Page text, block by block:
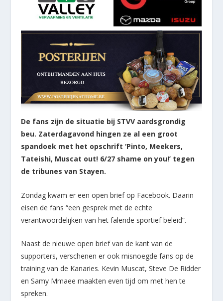
De fans zijn de situatie bij STVV aardsgrondig
beu. Zaterdagavond hingen ze al een groot
spandoek met het opschrift ‘Pinto, Meekers,
Tateishi, Muscat out! 6/27 shame on you!’ tegen
de tribunes van Stayen.
Zondag kwam er een open brief op Facebook. Daarin
eisen de fans “een gesprek met de echte
verantwoordelijken van het falende sportief beleid”.
Naast de nieuwe open brief van de kant van de
supporters, verschenen er ook misnoegde fans op de
training van de Kanaries. Kevin Muscat, Steve De Ridder
en Samy Mmaee maakten even tijd om met hen te
spreken.